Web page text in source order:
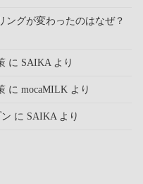
グが変わったのはなぜ？
に SAIKAより
に mocaMILK より
に SAIKAより